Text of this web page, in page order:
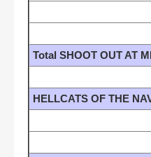
Total SHOOT OUT AT
HELLCATS OF THE